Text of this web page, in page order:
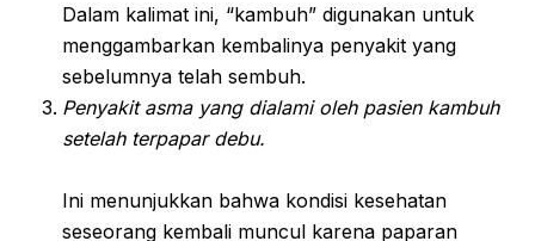
Dalam kalimat ini, “kambuh” digunakan untuk
menggambarkan kembalinya penyakit yang
sebelumnya telah sembuh.
Penyakit asma yang dialami oleh pasien kambuh
setelah terpapar debu.
Ini menunjukkan bahwa kondisi kesehatan
seseorang kembali muncul karena paparan